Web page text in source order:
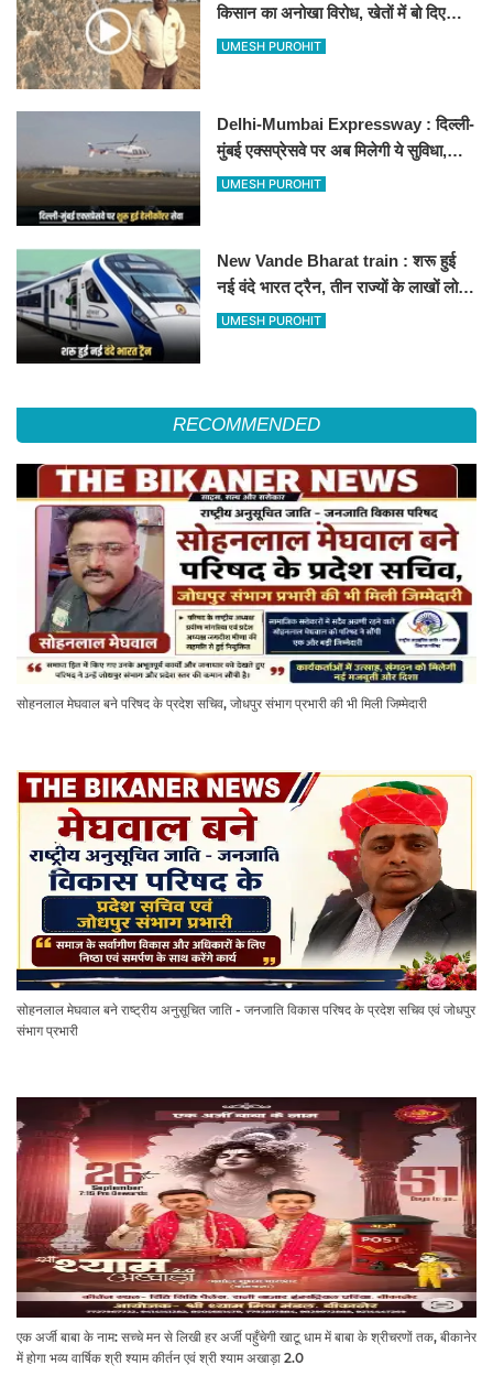
किसान का अनोखा विरोध, खेतों में बो दिए
500-500 रुपए के नोट, वीडियो वायरल
UMESH PUROHIT
Delhi-Mumbai Expressway : दिल्ली-
मुंबई एक्सप्रेसवे पर अब मिलेगी ये सुविधा,
हेलीकॉप्टर सर्विस से तुरंत घायल पहुंचेगा
UMESH PUROHIT
New Vande Bharat train : शरू हुई
नई वंदे भारत ट्रैन, तीन राज्यों के लाखों लोगों
का सफर होगा आसान, देखें पूरा रूटमैप
UMESH PUROHIT
RECOMMENDED
सोहनलाल मेघवाल बने परिषद के प्रदेश सचिव, जोधपुर संभाग प्रभारी की भी मिली जिम्मेदारी
सोहनलाल मेघवाल बने राष्ट्रीय अनुसूचित जाति - जनजाति विकास परिषद के प्रदेश सचिव एवं जोधपुर
संभाग प्रभारी
एक अर्जी बाबा के नाम: सच्चे मन से लिखी हर अर्जी पहुँचेगी खाटू धाम में बाबा के श्रीचरणों तक, बीकानेर
में होगा भव्य वार्षिक श्री श्याम कीर्तन एवं श्री श्याम अखाड़ा 2.0